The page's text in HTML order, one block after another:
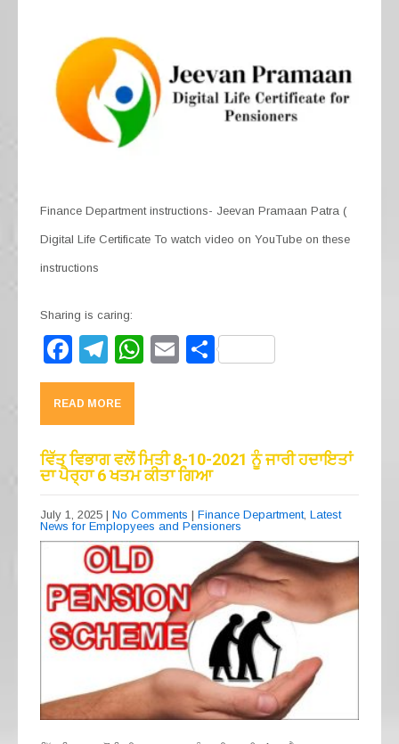
Finance Department instructions- Jeevan Pramaan Patra (
Digital Life Certificate To watch video on YouTube on these
instructions
Sharing is caring:
F
a
c
e
b
o
o
k
T
el
e
gr
a
m
W
A
p
p
E S
READ MORE
ਵਿੱਤ ਵਿਭਾਗ ਵਲੋਂ ਮਿਤੀ 8-10-2021 ਨੂੰ ਜਾਰੀ ਹਦਾਇਤਾਂ
ਦਾ ਪੈਰ੍ਹਾ 6 ਖਤਮ ਕੀਤਾ ਗਿਆ
July 1, 2025 | No Comments | Finance Department, Latest
News for Emplopyees and Pensioners